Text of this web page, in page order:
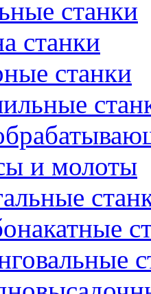
станки
станки
станки
и молоты